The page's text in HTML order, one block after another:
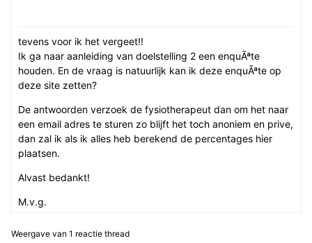
tevens voor ik het vergeet!!
Ik ga naar aanleiding van doelstelling 2 een enquÃªte
houden. En de vraag is natuurlijk kan ik deze enquÃªte op
deze site zetten?
De antwoorden verzoek de fysiotherapeut dan om het naar
een email adres te sturen zo blijft het toch anoniem en prive,
dan zal ik als ik alles heb berekend de percentages hier
plaatsen.
Alvast bedankt!
M.v.g.
Weergave van 1 reactie thread